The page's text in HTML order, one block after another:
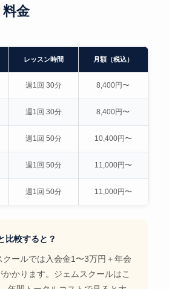
金
レッスン時間 月額（税込）
週1回 30分 8,400円〜
週1回 30分 8,400円〜
週1回 50分 10,400円〜
週1回 50分 11,000円〜
週1回 50分 11,000円〜
比較すると？
ールでは入会金1〜3万円＋年会
かります。ジェムスクールはこ